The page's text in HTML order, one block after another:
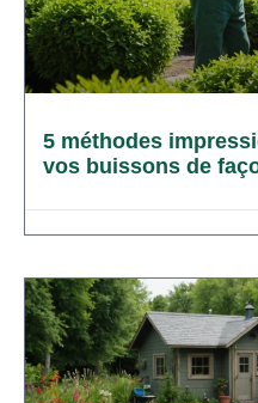
5 méthodes
vos buissons de